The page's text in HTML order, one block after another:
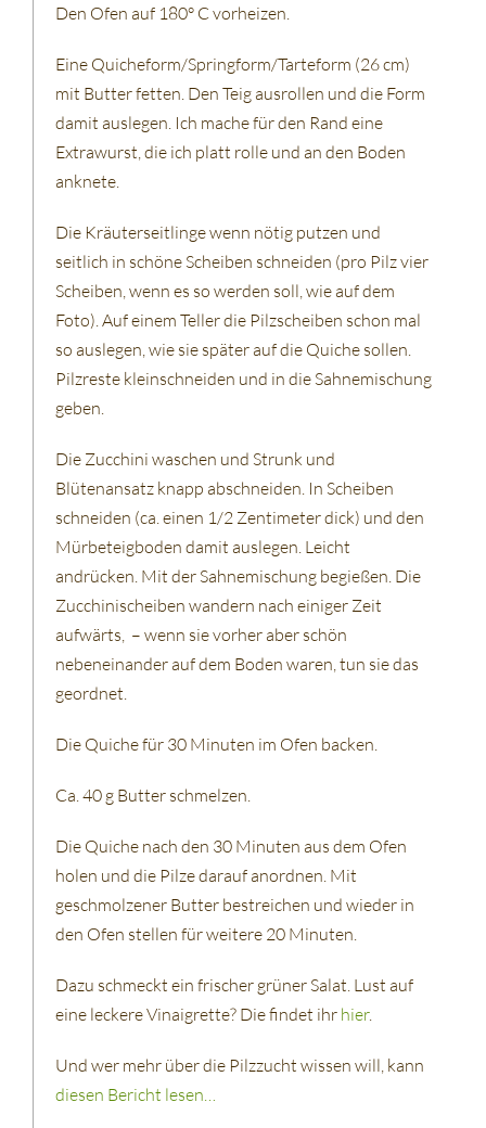
Den Ofen auf 180° C vorheizen.
Eine Quicheform/Springform/Tarteform (26 cm)
mit Butter fetten. Den Teig ausrollen und die Form
damit auslegen. Ich mache für den Rand eine
Extrawurst, die ich platt rolle und an den Boden
anknete.
Die Kräuterseitlinge wenn nötig putzen und
seitlich in schöne Scheiben schneiden (pro Pilz vier
Scheiben, wenn es so werden soll, wie auf dem
Foto). Auf einem Teller die Pilzscheiben schon mal
so auslegen, wie sie später auf die Quiche sollen.
Pilzreste kleinschneiden und in die Sahnemischung
geben.
Die Zucchini waschen und Strunk und
Blütenansatz knapp abschneiden. In Scheiben
schneiden (ca. einen 1/2 Zentimeter dick) und den
Mürbeteigboden damit auslegen. Leicht
andrücken. Mit der Sahnemischung begießen. Die
Zucchinischeiben wandern nach einiger Zeit
aufwärts, – wenn sie vorher aber schön
nebeneinander auf dem Boden waren, tun sie das
geordnet.
Die Quiche für 30 Minuten im Ofen backen.
Ca. 40 g Butter schmelzen.
Die Quiche nach den 30 Minuten aus dem Ofen
holen und die Pilze darauf anordnen. Mit
geschmolzener Butter bestreichen und wieder in
den Ofen stellen für weitere 20 Minuten.
Dazu schmeckt ein frischer grüner Salat. Lust auf
eine leckere Vinaigrette? Die findet ihr hier.
Und wer mehr über die Pilzzucht wissen will, kann
diesen Bericht lesen…